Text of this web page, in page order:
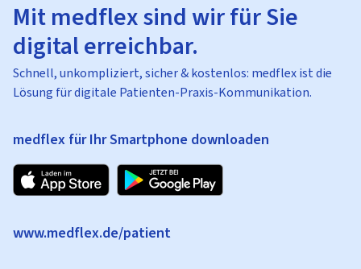
Mit medflex sind wir für Sie
digital erreichbar.
Schnell, unkompliziert, sicher & kostenlos: medflex ist die
Lösung für digitale Patienten-Praxis-Kommunikation.
medflex für Ihr Smartphone downloaden
www.medflex.de/patient